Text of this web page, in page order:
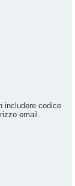
includere codice
email.